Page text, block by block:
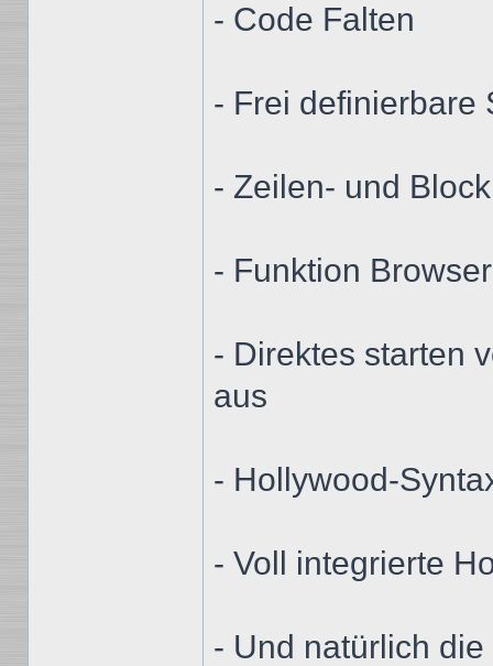
- Code Falten
- Frei definierbare
- Zeilen- und
- Funktion Browser
- Direktes starten
aus
- Hollywood-
- Voll integrierte
- Und natürlich